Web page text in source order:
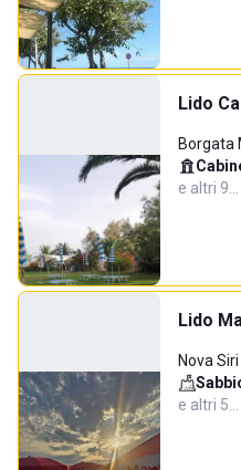
Lido
Borgata
e altri 9…
Lido
Nova Siri
e altri 5…